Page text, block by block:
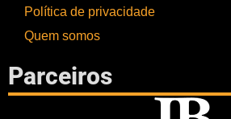
Política de privacidade
Quem somos
Parceiros